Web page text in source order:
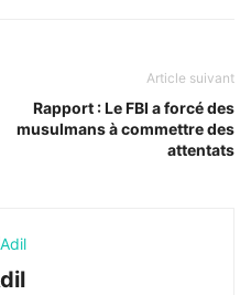
Article suivant
Rapport : Le FBI a forcé des
musulmans à commettre des
attentats